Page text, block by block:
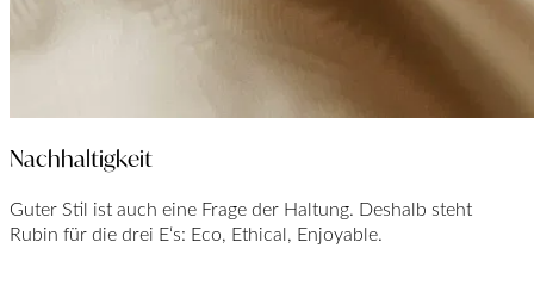
Nachhaltigkeit
Guter Stil ist auch eine Frage der Haltung. Deshalb steht
Rubin für die drei E‘s: Eco, Ethical, Enjoyable.